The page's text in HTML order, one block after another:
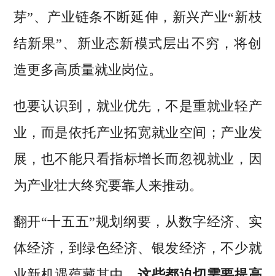
芽”、产业链条不断延伸，新兴产业“新枝
结新果”、新业态新模式层出不穷，将创
造更多高质量就业岗位。
也要认识到，就业优先，不是重就业轻产
业，而是依托产业拓宽就业空间；产业发
展，也不能只看指标增长而忽视就业，因
为产业壮大终究要靠人来推动。
翻开“十五五”规划纲要，从数字经济、实
体经济，到绿色经济、银发经济，不少就